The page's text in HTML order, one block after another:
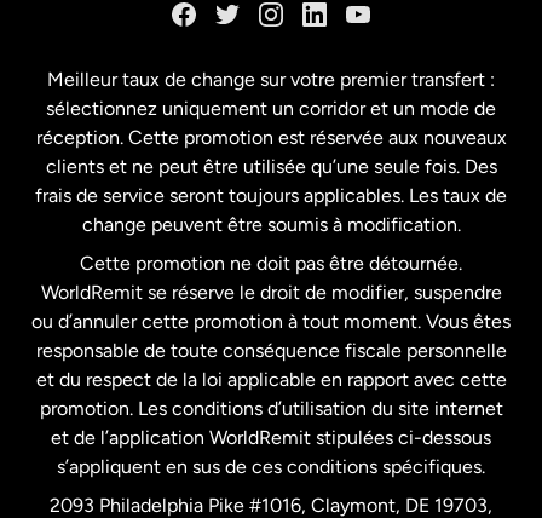
États-Unis English
États-Unis Español
France
Malaisie
Nouvelle-Zélande
Pays-Bas
Meilleur taux de change sur votre premier transfert :
sélectionnez uniquement un corridor et un mode de
réception. Cette promotion est réservée aux nouveaux
clients et ne peut être utilisée qu’une seule fois. Des
frais de service seront toujours applicables. Les taux de
change peuvent être soumis à modification.
Cette promotion ne doit pas être détournée.
WorldRemit se réserve le droit de modifier, suspendre
ou d’annuler cette promotion à tout moment. Vous êtes
responsable de toute conséquence fiscale personnelle
et du respect de la loi applicable en rapport avec cette
promotion. Les conditions d’utilisation du site internet
et de l’application WorldRemit stipulées ci-dessous
s’appliquent en sus de ces conditions spécifiques.
2093 Philadelphia Pike #1016, Claymont, DE 19703,